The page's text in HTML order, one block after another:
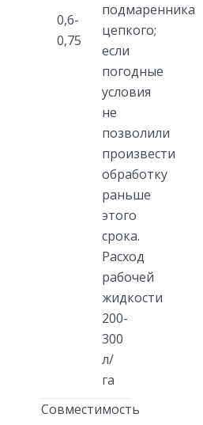
0,6-
0,75
подмаренника
цепкого;
если
погодные
условия
не
позволили
произвести
обработку
раньше
этого
срока.
Расход
рабочей
жидкости
200-
300
л/
га
Совместимость